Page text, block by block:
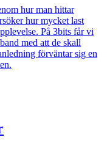
hur man hittar
hur mycket last
På 3bits får vi
med att de skall
förväntar sig en